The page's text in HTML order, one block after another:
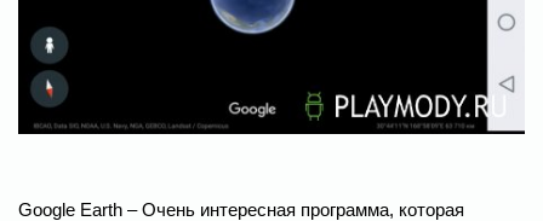
Google Earth – Очень интересная программа, которая